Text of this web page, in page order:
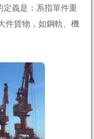
義是：系指單件重
件貨物，如鋼軌、機